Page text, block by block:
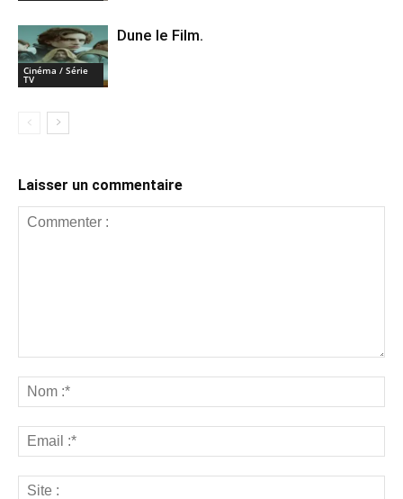
Cinéma / Série
TV
Dune le Film.
Laisser un commentaire